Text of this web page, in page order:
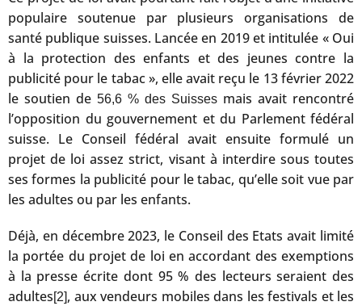
populaire soutenue par plusieurs organisations de
santé publique suisses. Lancée en 2019 et intitulée « Oui
à la protection des enfants et des jeunes contre la
publicité pour le tabac », elle avait reçu le 13 février 2022
le soutien de 56,6 % des Suisses mais avait rencontré
l’opposition du gouvernement et du Parlement fédéral
suisse. Le Conseil fédéral avait ensuite formulé un
projet de loi assez strict, visant à interdire sous toutes
ses formes la publicité pour le tabac, qu’elle soit vue par
les adultes ou par les enfants.
Déjà, en décembre 2023, le Conseil des Etats avait limité
la portée du projet de loi en accordant des exemptions
à la presse écrite dont 95 % des lecteurs seraient des
adultes[2], aux vendeurs mobiles dans les festivals et les